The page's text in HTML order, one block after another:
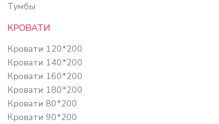
Тумбы
КРОВАТИ
Кровати 120*200
Кровати 140*200
Кровати 160*200
Кровати 180*200
Кровати 80*200
Кровати 90*200